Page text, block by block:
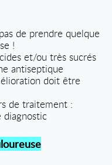
de prendre quelque
!
et/ou très sucrés
antiseptique
doit être
de traitement :
diagnostic